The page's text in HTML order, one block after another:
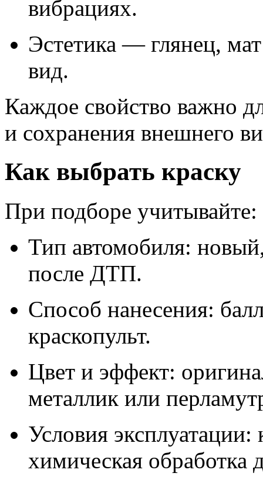
вибрациях.
Эстетика — глянец,
вид.
Каждое свойство важно
и сохранения внешнего
Как выбрать краску
При подборе учитывайте:
Тип автомобиля:
после ДТП.
Способ нанесения:
краскопульт.
Цвет и эффект:
металлик или
Условия эксплуатации:
химическая обработка